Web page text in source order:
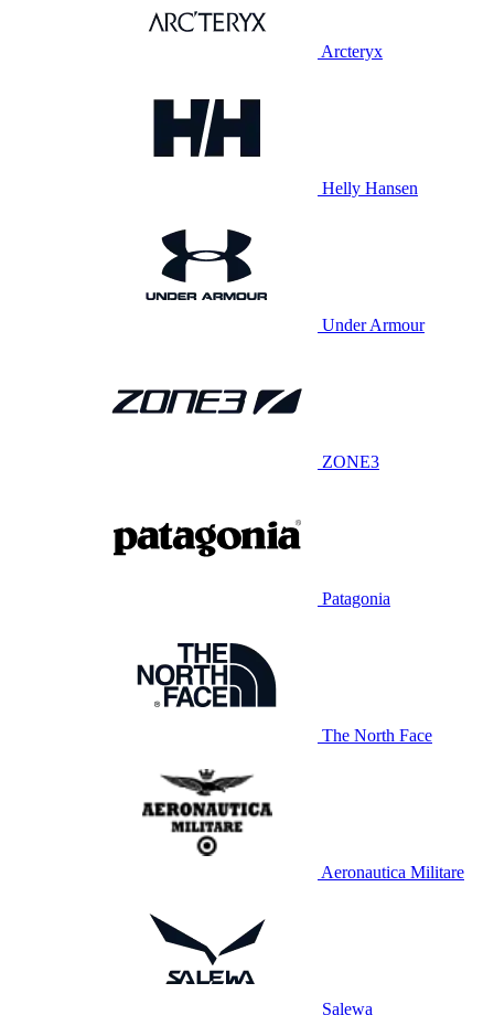
Arcteryx
Helly Hansen
Under Armour
ZONE3
Patagonia
The North Face
Aeronautica Militare
Salewa